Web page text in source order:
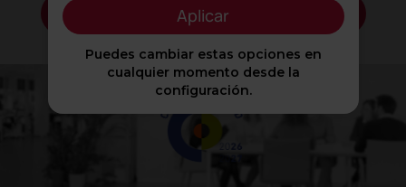
Descargar Carta de la diversidad
Aplicar
Puedes cambiar estas opciones en
cualquier momento desde la
configuración.